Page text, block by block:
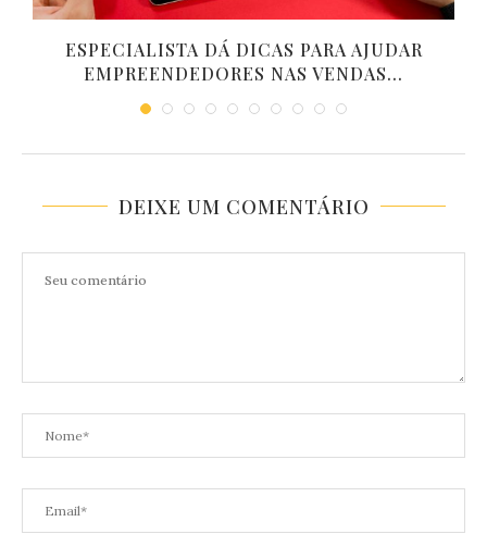
ESPECIALISTA DÁ DICAS PARA AJUDAR
EMPREENDEDORES NAS VENDAS...
DEIXE UM COMENTÁRIO